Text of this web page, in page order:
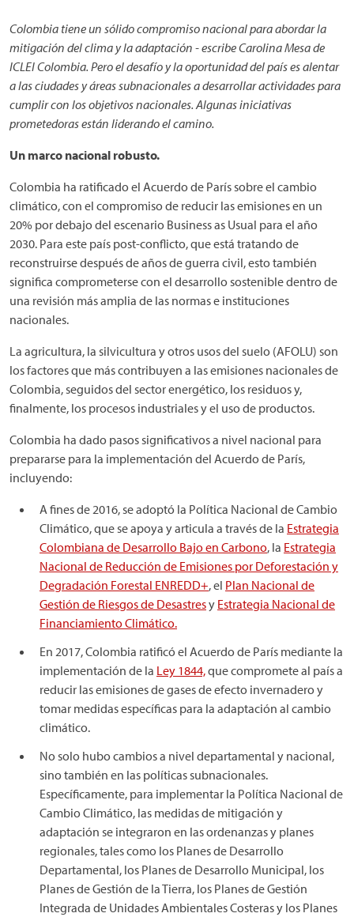
Colombia tiene un sólido compromiso nacional para abordar la
mitigación del clima y la adaptación - escribe Carolina Mesa de
ICLEI Colombia. Pero el desafío y la oportunidad del país es alentar
a las ciudades y áreas subnacionales a desarrollar actividades para
cumplir con los objetivos nacionales. Algunas iniciativas
prometedoras están liderando el camino.
Un marco nacional robusto.
Colombia ha ratificado el Acuerdo de París sobre el cambio
climático, con el compromiso de reducir las emisiones en un
20% por debajo del escenario Business as Usual para el año
2030. Para este país post-conflicto, que está tratando de
reconstruirse después de años de guerra civil, esto también
significa comprometerse con el desarrollo sostenible dentro de
una revisión más amplia de las normas e instituciones
nacionales.
La agricultura, la silvicultura y otros usos del suelo (AFOLU) son
los factores que más contribuyen a las emisiones nacionales de
Colombia, seguidos del sector energético, los residuos y,
finalmente, los procesos industriales y el uso de productos.
Colombia ha dado pasos significativos a nivel nacional para
prepararse para la implementación del Acuerdo de París,
incluyendo:
A fines de 2016, se adoptó la Política Nacional de Cambio
Climático, que se apoya y articula a través de la Estrategia
Colombiana de Desarrollo Bajo en Carbono, la Estrategia
Nacional de Reducción de Emisiones por Deforestación y
Degradación Forestal ENREDD+, el Plan Nacional de
Gestión de Riesgos de Desastresy Estrategia Nacional de
Financiamiento Climático.
En 2017, Colombia ratificó el Acuerdo de París mediante la
implementación de la Ley 1844,que compromete al país a
reducir las emisiones de gases de efecto invernadero y
tomar medidas específicas para la adaptación al cambio
climático.
No solo hubo cambios a nivel departamental y nacional,
sino también en las políticas subnacionales.
Específicamente, para implementar la Política Nacional de
Cambio Climático, las medidas de mitigación y
adaptación se integraron en las ordenanzas y planes
regionales, tales como los Planes de Desarrollo
Departamental, los Planes de Desarrollo Municipal, los
Planes de Gestión de la Tierra, los Planes de Gestión
Integrada de Unidades Ambientales Costeras y los Planes